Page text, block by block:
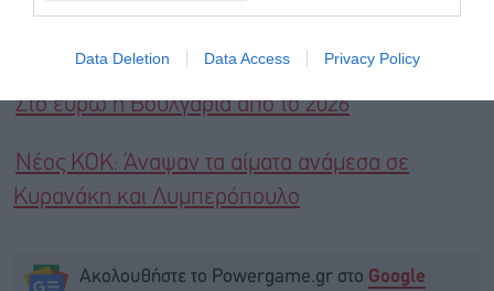
Data Deletion Data Access Privacy Policy
Εθνική Τράπεζα: Έναρξη Προγράμματος
Επαναγοράς Ιδίων Μετοχών
Στο ευρώ η Βουλγαρία από το 2026
Νέος ΚΟΚ: Άναψαν τα αίματα ανάμεσα σε
Κυρανάκη και Λυμπερόπουλο
Ακολουθήστε το Powergame.gr στο Google